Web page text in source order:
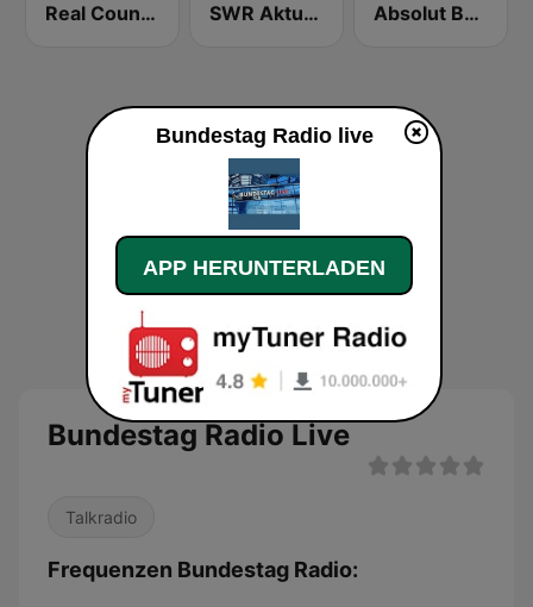
Real Country USA SWR Aktuell Absolut Bella
Bundestag Radio Live
Talkradio
Frequenzen Bundestag Radio:
Bundestag Radio live
APP HERUNTERLADEN